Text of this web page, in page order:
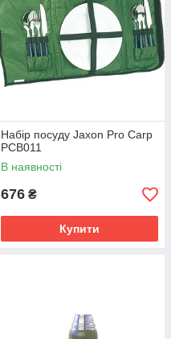
Набір посуду Jaxon Pro Carp
PCB011
В наявності
676 ₴
Купити